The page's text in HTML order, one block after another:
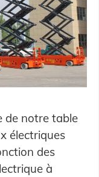
de notre table
électriques
des
à